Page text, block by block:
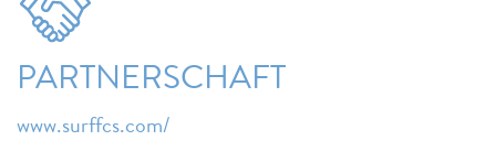
PARTNERSCHAFT
www.surffcs.com/